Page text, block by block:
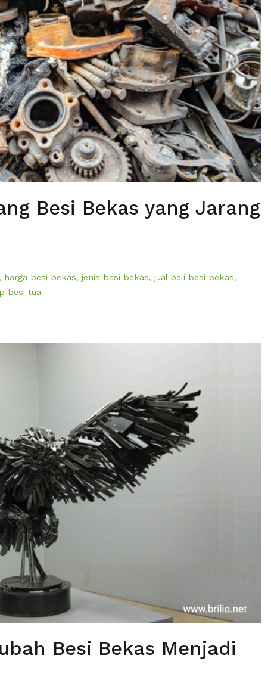
Besi Bekas yang Jarang
, harga besi bekas, jenis besi bekas, jual beli besi bekas,
besi tua
Besi Bekas Menjadi